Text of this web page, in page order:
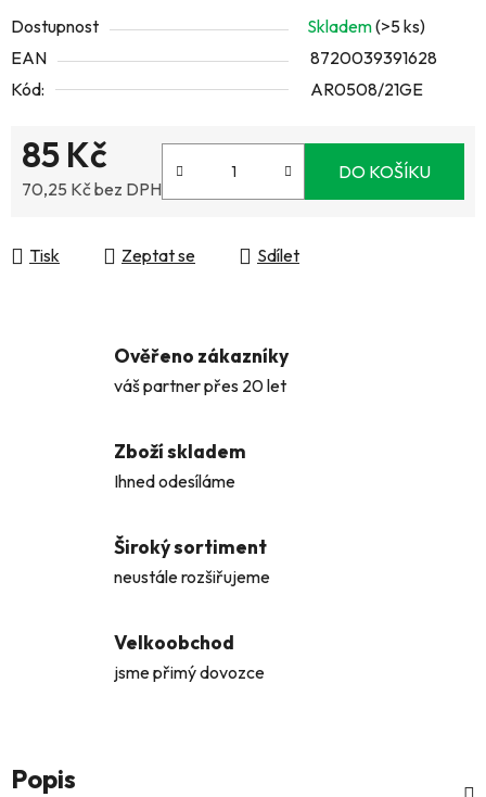
Dostupnost Skladem(>5 ks)
EAN
8720039391628
Kód:
AR0508/21GE
85 Kč
70,25 Kč bez DPH
DO KOŠÍKU
Tisk Zeptat se Sdílet
Ověřeno zákazníky
váš partner přes 20 let
Zboží skladem
Ihned odesíláme
Široký sortiment
neustále rozšiřujeme
Velkoobchod
jsme přimý dovozce
Popis